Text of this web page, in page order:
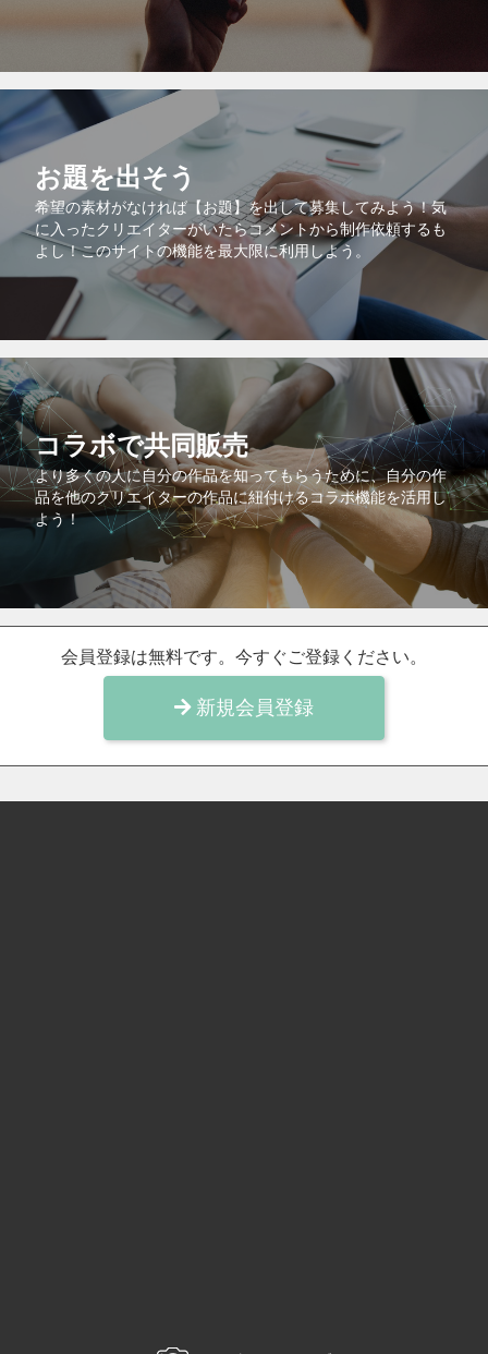
お題を出そう
希望の素材がなければ【お題】を出して募集してみよう！気
に入ったクリエイターがいたらコメントから制作依頼するも
よし！このサイトの機能を最大限に利用しよう。
コラボで共同販売
より多くの人に自分の作品を知ってもらうために、自分の作
品を他のクリエイターの作品に紐付けるコラボ機能を活用し
よう！
会員登録は無料です。今すぐご登録ください。
新規会員登録